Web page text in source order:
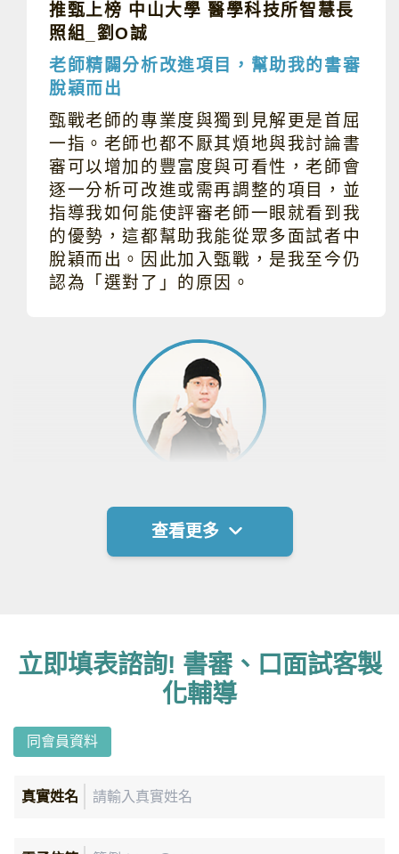
推甄上榜 中山大學 醫學科技所智慧長
照組_劉O誠
老師精闢分析改進項目，幫助我的書審
脫穎而出
甄戰老師的專業度與獨到見解更是首屈
一指。老師也都不厭其煩地與我討論書
審可以增加的豐富度與可看性，老師會
逐一分析可改進或需再調整的項目，並
指導我如何能使評審老師一眼就看到我
的優勢，這都幫助我能從眾多面試者中
脫穎而出。因此加入甄戰，是我至今仍
認為「選對了」的原因。
推甄上榜 臺灣大學 資訊工程所甲組_
領域十分了解，因此給出的建議都相當
專業且準確。在輔導過程中，老師對於
研究計畫的指導使我最為深刻，當時和
老師提出一個有關區塊鏈的題目並且討
論出一個框架後，只需要按照老師的規
計劃順利完成，最後得到一份超乎期待
查看更多
立即填表諮詢! 書審、口面試客製
化輔導
同會員資料
真實姓名